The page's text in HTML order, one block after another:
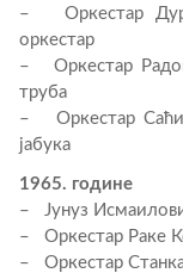
– Оркестар
оркестар
– Оркестар
труба
– Оркестар
јабука
1965. године
– Јунуз
– Оркестар Раке
– Оркестар